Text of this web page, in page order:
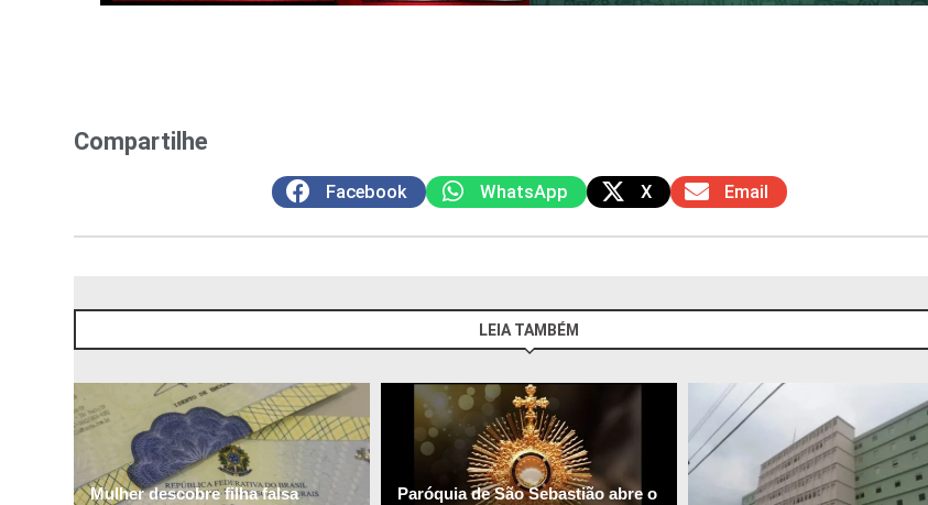
Compartilhe
Facebook WhatsApp X Email
LEIA TAMBÉM
Mulher descobre filha falsa
Paróquia de São Sebastião abre o